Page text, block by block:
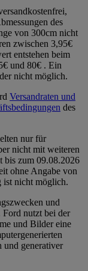
des
von 300cm nicht
zwischen 3,95€
entstehen beim
und 80€ . Ein
nicht möglich.
Versandraten und
des
nur für
nicht mit weiteren
bis zum 09.08.2026
ohne Angabe von
ist nicht möglich.
und
nutzt bei der
und Bilder eine
generativer